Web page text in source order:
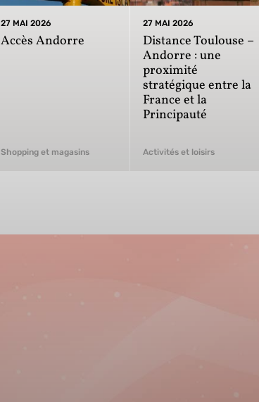
27 MAI 2026
Accès Andorre
Shopping et magasins
27 MAI 2026
Distance Toulouse –
Andorre : une
proximité
stratégique entre la
France et la
Principauté
Activités et loisirs